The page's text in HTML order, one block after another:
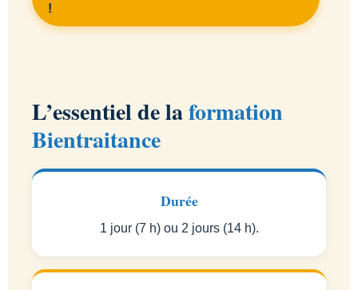
!
L’essentiel de laformation
Bientraitance
Durée
1 jour (7 h) ou 2 jours (14 h).